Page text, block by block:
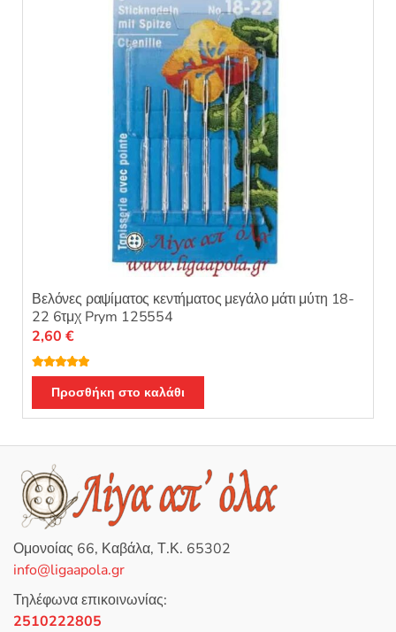
Βελόνες ραψίματος κεντήματος μεγάλο μάτι μύτη 18-
22 6τμχ Prym 125554
Βαθμολογή
θηκε με 5.00
από 5
2,60 €
Προσθήκη στο καλάθι
Ομονοίας 66, Καβάλα, Τ.Κ. 65302
info@ligaapola.gr
Τηλέφωνα επικοινωνίας:
2510222805